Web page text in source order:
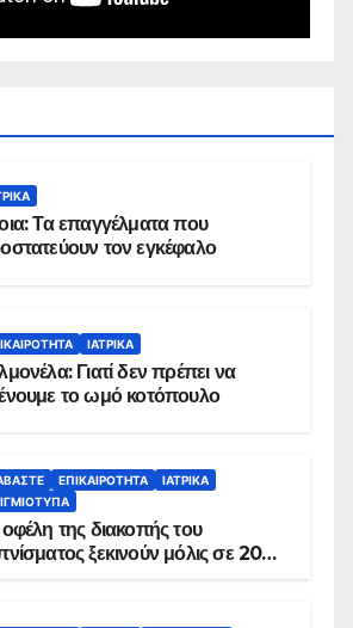
Τα επαγγέλματα που
τον εγκέφαλο
ΙΑΤΡΙΚΆ
Γιατί δεν πρέπει να
το ωμό κοτόπουλο
ΕΠΙΚΑΙΡΌΤΗΤΑ
ΙΑΤΡΙΚΆ
της διακοπής του
ξεκινούν μόλις σε 20